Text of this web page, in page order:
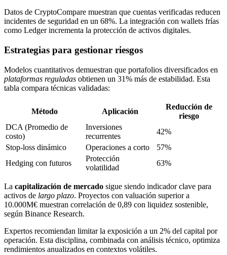
Datos de CryptoCompare muestran que cuentas verificadas reducen
incidentes de seguridad en un 68%. La integración con wallets frías
como Ledger incrementa la protección de activos digitales.
Estrategias para gestionar riesgos
Modelos cuantitativos demuestran que portafolios diversificados en
plataformas reguladas obtienen un 31% más de estabilidad. Esta
tabla compara técnicas validadas:
Método Aplicación
Reducción de
riesgo
DCA (Promedio de
costo)
Inversiones
recurrentes
42%
Stop-loss dinámico
Operaciones a corto
57%
Hedging con futuros
Protección
volatilidad
63%
La capitalización de mercado sigue siendo indicador clave para
activos de largo plazo. Proyectos con valuación superior a
10.000M€ muestran correlación de 0,89 con liquidez sostenible,
según Binance Research.
Expertos recomiendan limitar la exposición a un 2% del capital por
operación. Esta disciplina, combinada con análisis técnico, optimiza
rendimientos anualizados en contextos volátiles.